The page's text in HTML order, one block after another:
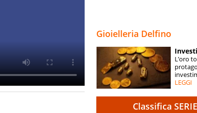
ESPERTI
CONTATTI
Gioielleria Delfino
L’oro
LEGGI
Classifica